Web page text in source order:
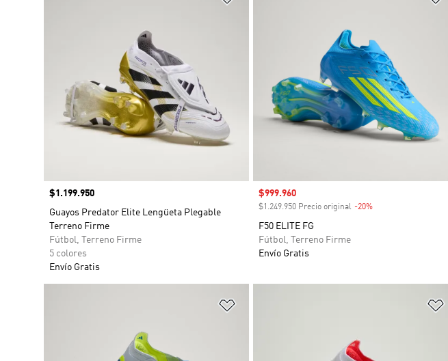
Precio
$1.199.950
Guayos Predator Elite Lengüeta Plegable
Terreno Firme
Fútbol, Terreno Firme
5 colores
Envío Gratis
Precio de venta
$999.960
$1.249.950 Precio original -20%Descuento
F50 ELITE FG
Fútbol, Terreno Firme
Envío Gratis